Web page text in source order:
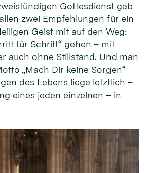
Gottesdienst gab
zwei Empfehlungen für ein
Geist mit auf den Weg:
für Schritt“ gehen – mit
auch ohne Stillstand. Und man
„Mach Dir keine Sorgen“
des Lebens liege letztlich –
eines jeden einzelnen – in